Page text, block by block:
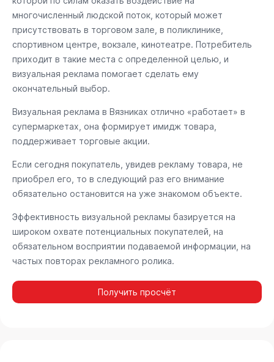
многочисленный людской поток, который может
присутствовать в торговом зале, в поликлинике,
спортивном центре, вокзале, кинотеатре. Потребитель
приходит в такие места с определенной целью, и
визуальная реклама помогает сделать ему
окончательный выбор.
Визуальная реклама в Вязниках отлично «работает» в
супермаркетах, она формирует имидж товара,
поддерживает торговые акции.
Если сегодня покупатель, увидев рекламу товара, не
приобрел его, то в следующий раз его внимание
обязательно остановится на уже знакомом объекте.
Эффективность визуальной рекламы базируется на
широком охвате потенциальных покупателей, на
обязательном восприятии подаваемой информации, на
частых повторах рекламного ролика.
Получить просчёт